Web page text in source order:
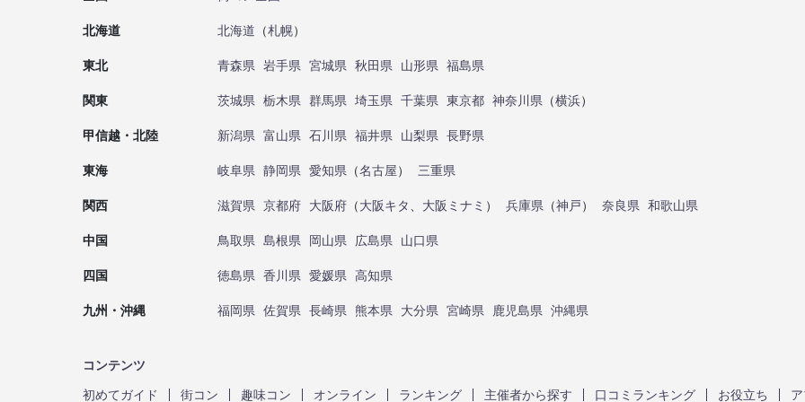
北海道 北海道 （札幌）
東北 青森県 岩手県 宮城県 秋田県 山形県 福島県
関東 茨城県 栃木県 群馬県 埼玉県 千葉県 東京都 神奈川県 （横浜）
甲信越・北陸 新潟県 富山県 石川県 福井県 山梨県 長野県
東海 岐阜県 静岡県 愛知県 （名古屋） 三重県
関西 滋賀県 京都府 大阪府 （大阪キタ 大阪ミナミ ） 兵庫県 （神戸） 奈良県 和歌山県
中国 鳥取県 島根県 岡山県 広島県 山口県
四国 徳島県 香川県 愛媛県 高知県
九州・沖縄 福岡県 佐賀県 長崎県 熊本県 大分県 宮崎県 鹿児島県 沖縄県
コンテンツ
初めてガイド
街コン 趣味コン オンライン ランキング 主催者から探す 口コミランキング お役立ち